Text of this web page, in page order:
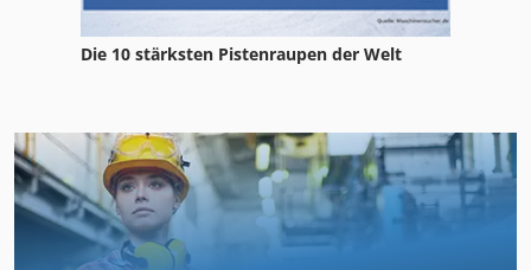
Die 10 stärksten Pistenraupen der Welt